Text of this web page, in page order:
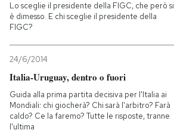
Lo sceglie il presidente della FIGC, che però si
è dimesso. E chi sceglie il presidente della
FIGC?
24/6/2014
Italia-Uruguay, dentro o fuori
Guida alla prima partita decisiva per l'Italia ai
Mondiali: chi giocherà? Chi sarà l'arbitro? Farà
caldo? Ce la faremo? Tutte le risposte, tranne
l'ultima